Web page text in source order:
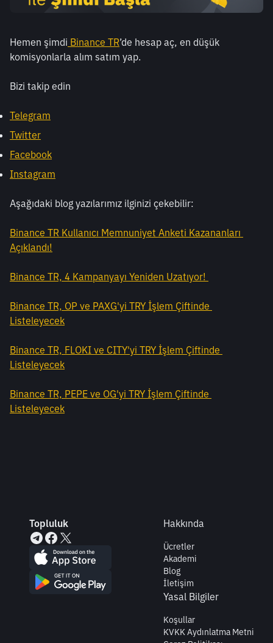
Hemen şimdi Binance TR’de hesap aç, en düşük
komisyonlarla alım satım yap.
Bizi takip edin
Telegram
Twitter
Facebook
Instagram
Aşağıdaki blog yazılarımız ilginizi çekebilir:
Binance TR Kullanıcı Memnuniyet Anketi Kazananları
Açıklandı!
Binance TR, 4 Kampanyayı Yeniden Uzatıyor!
Binance TR, OP ve PAXG'yi TRY İşlem Çiftinde
Listeleyecek
Binance TR, FLOKI ve CITY'yi TRY İşlem Çiftinde
Listeleyecek
Binance TR, PEPE ve OG'yi TRY İşlem Çiftinde
Listeleyecek
Topluluk Hakkında
Ücretler
Akademi
Blog
İletişim
Yasal Bilgiler
Koşullar
KVKK Aydınlatma Metni